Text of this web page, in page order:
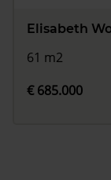
Elisabeth
61 m2
€ 685.000